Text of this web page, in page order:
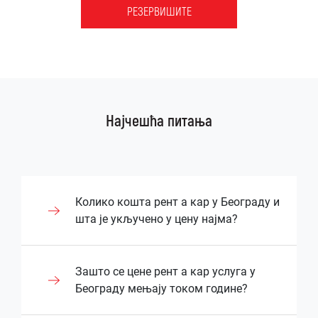
РЕЗЕРВИШИТЕ
Најчешћа питања
Колико кошта рент а кар у Београду и
шта је укључено у цену најма?
Цена рентања возила у Београду зависи
од типа возила, дужине најма и додатних
Зашто се цене рент а кар услуга у
Београду мењају током године?